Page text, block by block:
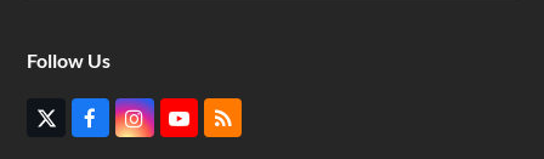
Follow Us
TwitterFacebookInstagram
YouTube
RSS